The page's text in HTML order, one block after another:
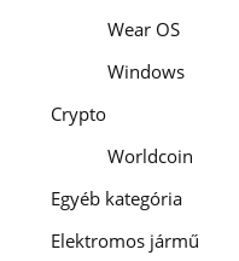
Wear OS
Windows
Crypto
Worldcoin
Egyéb kategória
Elektromos jármű